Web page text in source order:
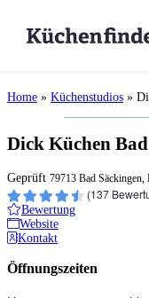
Home » Küchenstudios »
Dick Küchen
Geprüft 79713 Bad
(137
Bewertung
Website
Kontakt
Öffnungszeiten